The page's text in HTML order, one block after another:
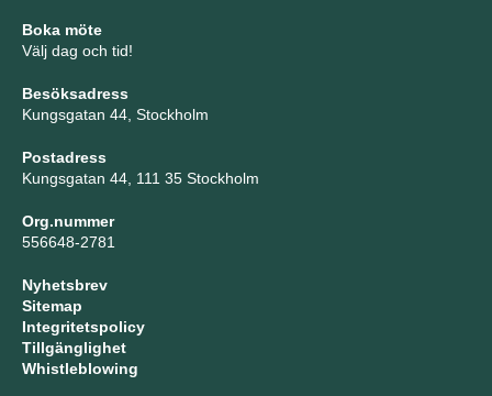
Boka möte
Välj dag och tid!
Besöksadress
Kungsgatan 44, Stockholm
Postadress
Kungsgatan 44, 111 35 Stockholm
Org.nummer
556648-2781
Nyhetsbrev
Sitemap
Integritetspolicy
Tillgänglighet
Whistleblowing